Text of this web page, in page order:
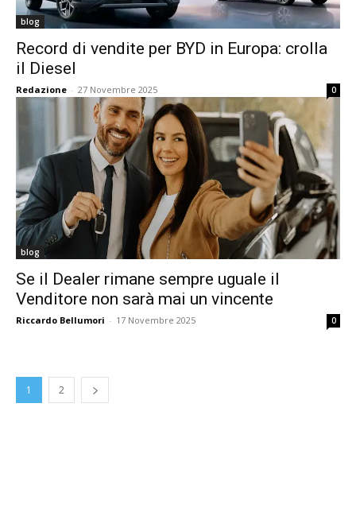
blog
Record di vendite per BYD in Europa: crolla
il Diesel
Redazione - 27 Novembre 2025 0
blog
Se il Dealer rimane sempre uguale il
Venditore non sarà mai un vincente
Riccardo Bellumori - 17 Novembre 2025 0
1 2